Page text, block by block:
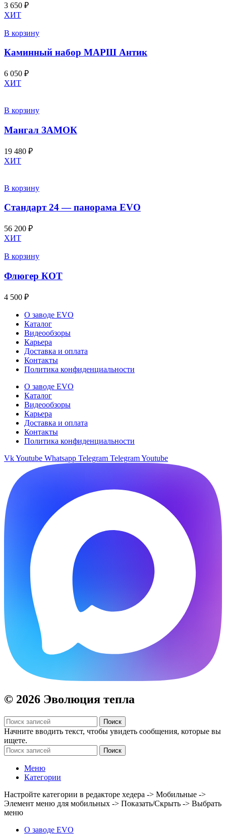
3 650 ₽
ХИТ
В корзину
Каминный набор МАРШ Антик
6 050 ₽
ХИТ
В корзину
Мангал ЗАМОК
19 480 ₽
ХИТ
В корзину
Стандарт 24 — панорама EVO
56 200 ₽
ХИТ
В корзину
Флюгер КОТ
4 500 ₽
О заводе EVO
Каталог
Видеообзоры
Карьера
Доставка и оплата
Контакты
Политика конфиденциальности
О заводе EVO
Каталог
Видеообзоры
Карьера
Доставка и оплата
Контакты
Политика конфиденциальности
VkYoutube Whatsapp Telegram TelegramYoutube
© 2026 Эволюция тепла
Поиск
Начните вводить текст, чтобы увидеть сообщения, которые вы
ищете.
Поиск
Меню
Категории
Настройте категории в редакторе хедера -> Мобильные ->
Элемент меню для мобильных -> Показать/Скрыть -> Выбрать
меню
О заводе EVO